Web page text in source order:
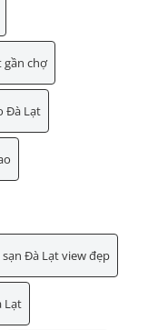
gần chợ
Đà Lạt
sạn Đà Lạt view đẹp
Lạt